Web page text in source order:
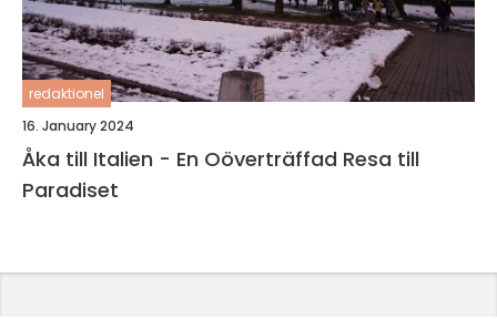
redaktionel
16. January 2024
Åka till Italien - En Oöverträffad Resa till
Paradiset